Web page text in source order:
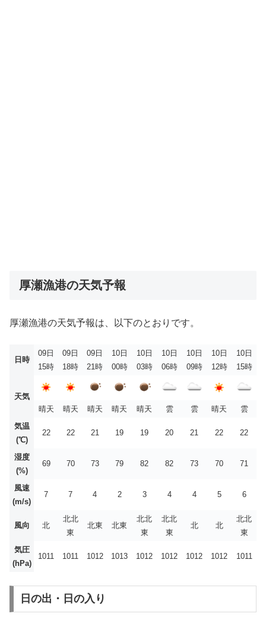
厚瀬漁港の天気予報
厚瀬漁港の天気予報は、以下のとおりです。
日時
09日
15時
09日
18時
09日
21時
10日
00時
10日
03時
10日
06時
10日
09時
10日
12時
10日
15時
天気
晴天
晴天 晴天 晴天 晴天 雲 雲 晴天
雲
気温
(℃)
22 22 21 19 19 20 21 22 22
湿度
(%)
69 70 73 79 82 82 73 70 71
風速
(m/s)
7 7 4 2 3 4 4 5 6
風向 北
北北
東
北東 北東
北北
東
北北
東
北 北
北北
東
気圧
(hPa)
1011 1011 1012 1013 1012 1012 1012 1012 1011
日の出・日の入り